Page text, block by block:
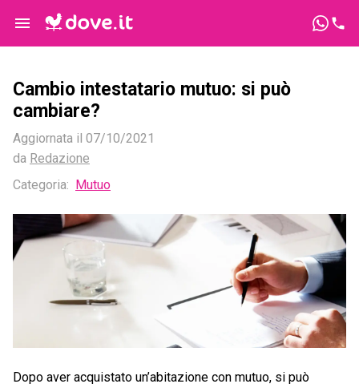
Cambio intestatario mutuo: si può
cambiare?
Aggiornata il 07/10/2021
da Redazione
Categoria: Mutuo
Dopo aver acquistato un’abitazione con mutuo, si può